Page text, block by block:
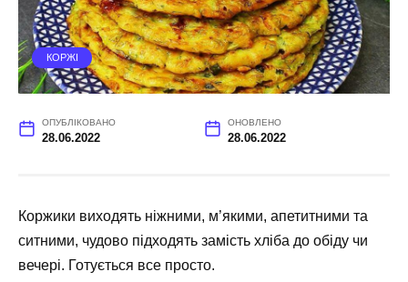
КОРЖІ
ОПУБЛІКОВАНО
28.06.2022
ОНОВЛЕНО
28.06.2022
Коржики виходять ніжними, м’якими, апетитними та
ситними, чудово підходять замість хліба до обіду чи
вечері. Готується все просто.